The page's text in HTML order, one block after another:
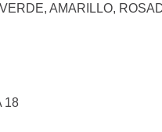
AMARILLO,
18